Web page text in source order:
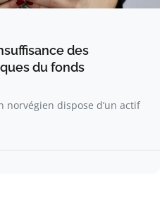
des
du fonds
norvégien dispose d’un actif